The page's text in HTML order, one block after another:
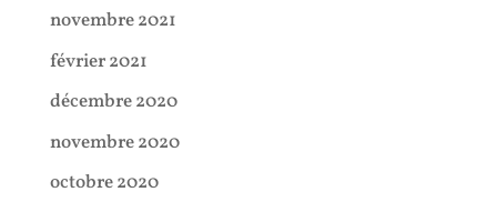
novembre 2021
février 2021
décembre 2020
novembre 2020
octobre 2020